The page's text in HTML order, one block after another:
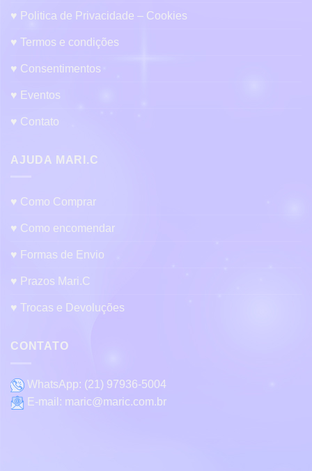
♥ Politica de Privacidade – Cookies
♥ Termos e condições
♥ Consentimentos
♥ Eventos
♥ Contato
AJUDA MARI.C
♥ Como Comprar
♥ Como encomendar
♥ Formas de Envio
♥ Prazos Mari.C
♥ Trocas e Devoluções
CONTATO
WhatsApp: (21) 97936-5004
E-mail: maric@maric.com.br